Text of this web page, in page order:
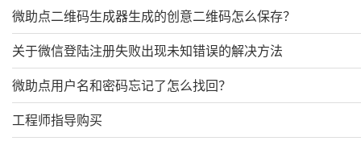
微助点二维码生成器生成的创意二维码怎么保存？
关于微信登陆注册失败出现未知错误的解决方法
微助点用户名和密码忘记了怎么找回？
工程师指导购买